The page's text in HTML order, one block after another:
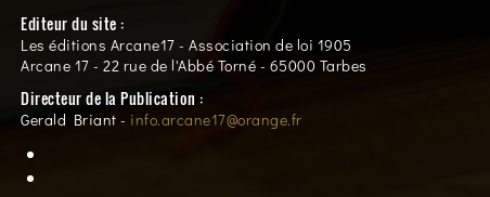
Editeur du site :
Les éditions Arcane17 - Association de loi 1905
Arcane 17 - 22 rue de l'Abbé Torné - 65000 Tarbes
Directeur de la Publication :
Gerald Briant - info.arcane17@orange.fr